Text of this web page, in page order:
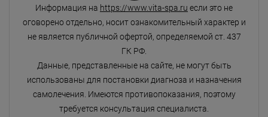
Информация на https://www.vita-spa.ru если это не
оговорено отдельно, носит ознакомительный характер и
не является публичной офертой, определяемой ст. 437
ГК РФ.
Данные, представленные на сайте, не могут быть
использованы для постановки диагноза и назначения
самолечения. Имеются противопоказания, поэтому
требуется консультация специалиста.